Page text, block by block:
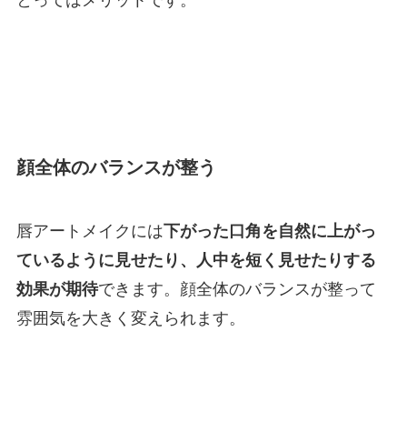
顔全体のバランスが整う
唇アートメイクには下がった口角を自然に上がっ
ているように見せたり、人中を短く見せたりする
効果が期待できます。顔全体のバランスが整って
雰囲気を大きく変えられます。